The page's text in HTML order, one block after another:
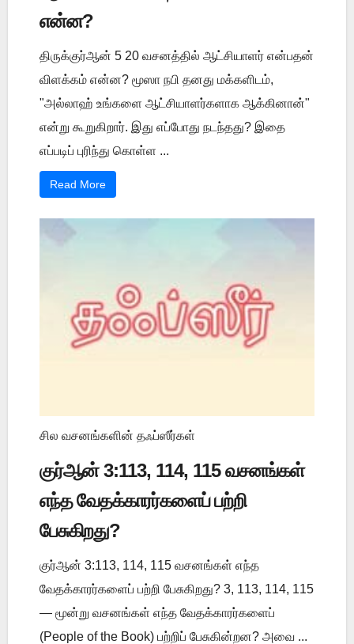
என்ன?
திருக்குர்ஆன் 5 20 வசனத்தில் ஆட்சியாளர் என்பதன்
விளக்கம் என்ன? மூஸா நபி தனது மக்களிடம்,
"அல்லாஹ் உங்களை ஆட்சியாளர்களாக ஆக்கினான்"
என்று கூறுகிறார். இது எப்போது நடந்தது? இதை
எப்படிப் புரிந்து கொள்ள ...
Read More
சில வசனங்களின் தஃப்ஸீர்கள்
குர்ஆன் 3:113, 114, 115 வசனங்கள்
எந்த வேதக்காரர்களைப் பற்றி
பேசுகிறது?
குர்ஆன் 3:113, 114, 115 வசனங்கள் எந்த
வேதக்காரர்களைப் பற்றி பேசுகிறது? 3, 113, 114, 115
— மூன்று வசனங்கள் எந்த வேதக்காரர்களைப்
(People of the Book) பற்றிப் பேசுகின்றன? அவை ...